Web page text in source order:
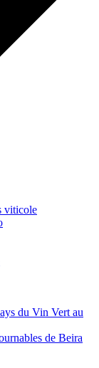
viticole
du Vin Vert au
de Beira